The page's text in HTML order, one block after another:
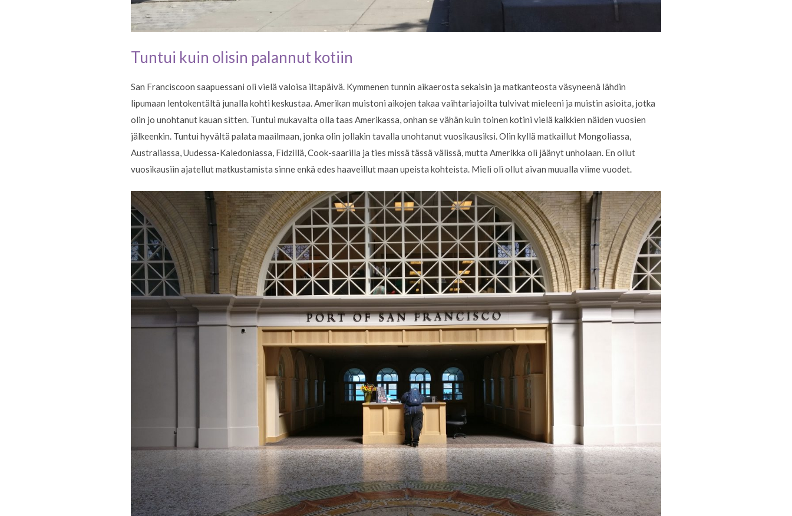
Tuntui kuin olisin palannut kotiin
San Franciscoon saapuessani oli vielä valoisa iltapäivä. Kymmenen tunnin aikaerosta sekaisin ja matkanteosta väsyneenä lähdin
lipumaan lentokentältä junalla kohti keskustaa. Amerikan muistoni aikojen takaa vaihtariajoilta tulvivat mieleeni ja muistin asioita, jotka
olin jo unohtanut kauan sitten. Tuntui mukavalta olla taas Amerikassa, onhan se vähän kuin toinen kotini vielä kaikkien näiden vuosien
jälkeenkin. Tuntui hyvältä palata maailmaan, jonka olin jollakin tavalla unohtanut vuosikausiksi. Olin kyllä matkaillut Mongoliassa,
Australiassa, Uudessa-Kaledoniassa, Fidzillä, Cook-saarilla ja ties missä tässä välissä, mutta Amerikka oli jäänyt unholaan. En ollut
vuosikausiin ajatellut matkustamista sinne enkä edes haaveillut maan upeista kohteista. Mieli oli ollut aivan muualla viime vuodet.